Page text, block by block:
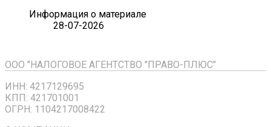
Информация о материале
28-07-2026
ООО "НАЛОГОВОЕ АГЕНТСТВО "ПРАВО-ПЛЮС"
ИНН: 4217129695
КПП: 421701001
ОГРН: 1104217008422